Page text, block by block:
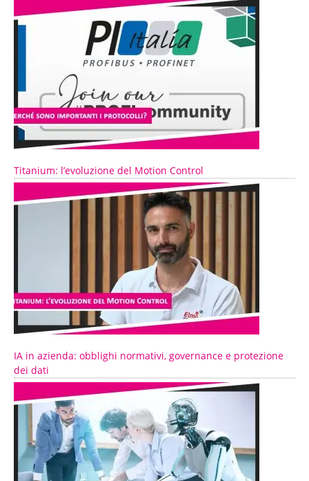
Titanium: l’evoluzione del Motion Control
IA in azienda: obblighi normativi, governance e protezione
dei dati